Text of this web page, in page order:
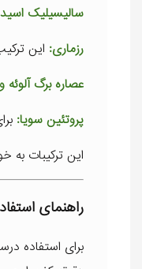
سالیسیلیک
رزماری: این
عصاره برگ آلوئه
پروتئین سویا:
این ترکیبات
راهنمای